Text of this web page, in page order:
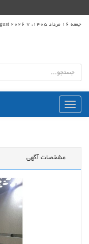
جمعه 16 مرداد 1405، 7 August 2026
منوی
اصلی
مشخصات آگهی